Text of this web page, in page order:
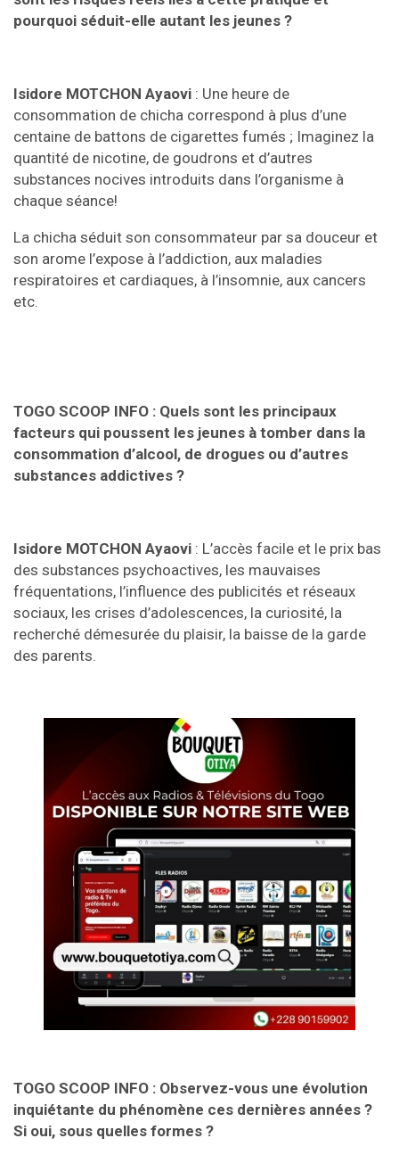
pourquoi séduit-elle autant les jeunes ?
Isidore MOTCHON Ayaovi : Une heure de
consommation de chicha correspond à plus d’une
centaine de battons de cigarettes fumés ; Imaginez la
quantité de nicotine, de goudrons et d’autres
substances nocives introduits dans l’organisme à
chaque séance!
La chicha séduit son consommateur par sa douceur et
son arome l’expose à l’addiction, aux maladies
respiratoires et cardiaques, à l’insomnie, aux cancers
etc.
TOGO SCOOP INFO : Quels sont les principaux
facteurs qui poussent les jeunes à tomber dans la
consommation d’alcool, de drogues ou d’autres
substances addictives ?
Isidore MOTCHON Ayaovi : L’accès facile et le prix bas
des substances psychoactives, les mauvaises
fréquentations, l’influence des publicités et réseaux
sociaux, les crises d’adolescences, la curiosité, la
recherché démesurée du plaisir, la baisse de la garde
des parents.
TOGO SCOOP INFO : Observez-vous une évolution
inquiétante du phénomène ces dernières années ?
Si oui, sous quelles formes ?